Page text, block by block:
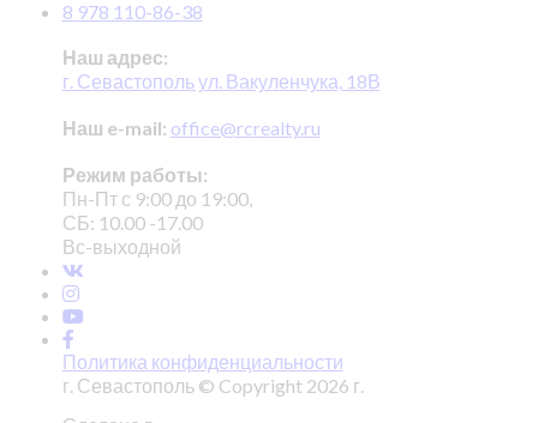
8 978 110-86-38
Наш адрес:
г. Севастополь ул. Вакуленчука, 18В
Наш e-mail: office@rcrealty.ru
Режим работы:
Пн-Пт с 9:00 до 19:00,
СБ: 10.00 -17.00
Вс-выходной
Политика конфиденциальности
г. Севастополь © Copyright 2026 г.